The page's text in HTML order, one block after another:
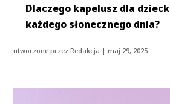
Dlaczego kapelusz dla
każdego słonecznego dnia?
utworzone przezRedakcja |maj 29, 2025